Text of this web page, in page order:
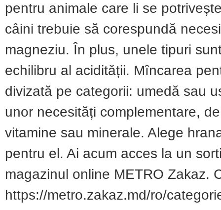
pentru animale care li se
câini trebuie să corespundă
magneziu. În plus, unele tipuri
echilibru al acidității. Mîncarea
divizată pe categorii: umedă sau
unor necesități complementare,
vitamine sau minerale. Alege
pentru el. Ai acum acces la un
magazinul online METRO Zakaz.
https://metro.zakaz.md/ro/